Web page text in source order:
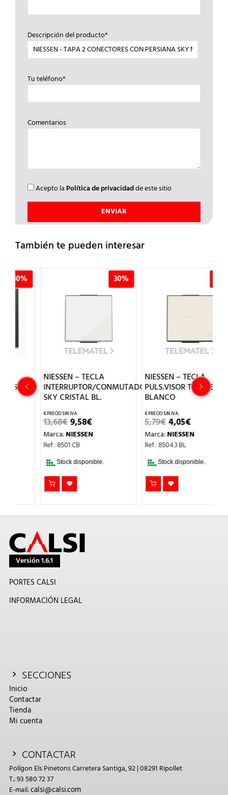
Descripción del producto*
Tu teléfono*
Comentarios
Acepto la Política de privacidadde este sitio
También te pueden interesar
NIESSEN – TECLA
INTERRUPTOR/CONMUTADOR
SKY CRISTAL BL.
EL
PRECIO
ORIGINAL
ERA:
9,58€EL
PRECIO
ACTUAL
ES:
NIESSEN
Ref.: 8501 CB
Stock disponible.
NIESSEN – TECLA
PULS.VISOR TIMBRE SKY
BLANCO
EL
PRECIO
ORIGINAL
ERA:
4,05€EL
PRECIO
ACTUAL
ES:
NIESSEN
Ref.: 8504.3 BL
Stock disponible.
Versión 1.6.1
PORTES CALSI
INFORMACIÓN LEGAL
SECCIONES
Inicio
Contactar
Tienda
Mi cuenta
CONTACTAR
Polígon Els Pinetons Carretera Santiga, 92 | 08291 Ripollet
T.: 93 580 72 37
E-mail:calsi@calsi.com